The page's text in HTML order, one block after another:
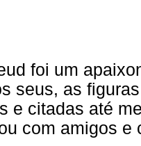
foi um
seus, as
e citadas até
com amigos e